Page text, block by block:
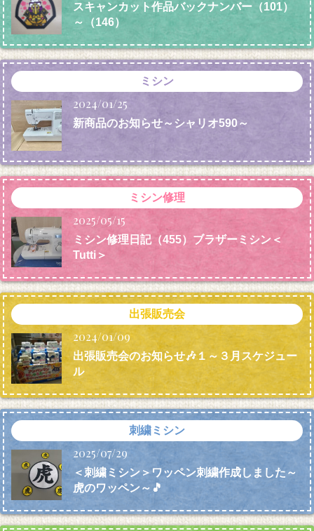
スキャンカット作品バックナンバー（101）
～（146）
ミシン
2024/01/25
新商品のお知らせ～シャリオ590～
ミシン修理
2025/05/15
ミシン修理日記（455）ブラザーミシン＜
Tutti＞
出張販売会
2024/01/09
出張販売会のお知らせ🎶１～３月スケジュー
ル
刺繍ミシン
2025/07/29
＜刺繍ミシン＞ワッペン刺繍作成しました～
虎のワッペン～🎵